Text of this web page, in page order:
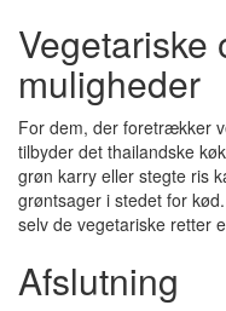
Vegetariske
muligheder
For dem, der foretrækker
tilbyder det thailandske
grøn karry eller stegte ris
grøntsager i stedet for
selv de vegetariske retter
Afslutning